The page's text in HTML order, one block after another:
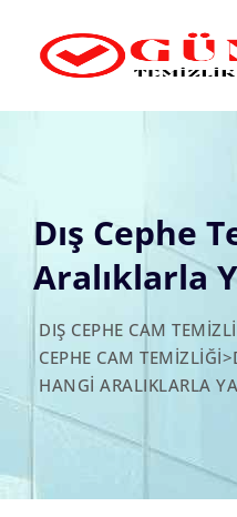
content
Dış Cephe
Aralıklarla
DIŞ CEPHE CAM
CEPHE CAM TEMIZLIĞI>
HANGI ARALIKLARLA